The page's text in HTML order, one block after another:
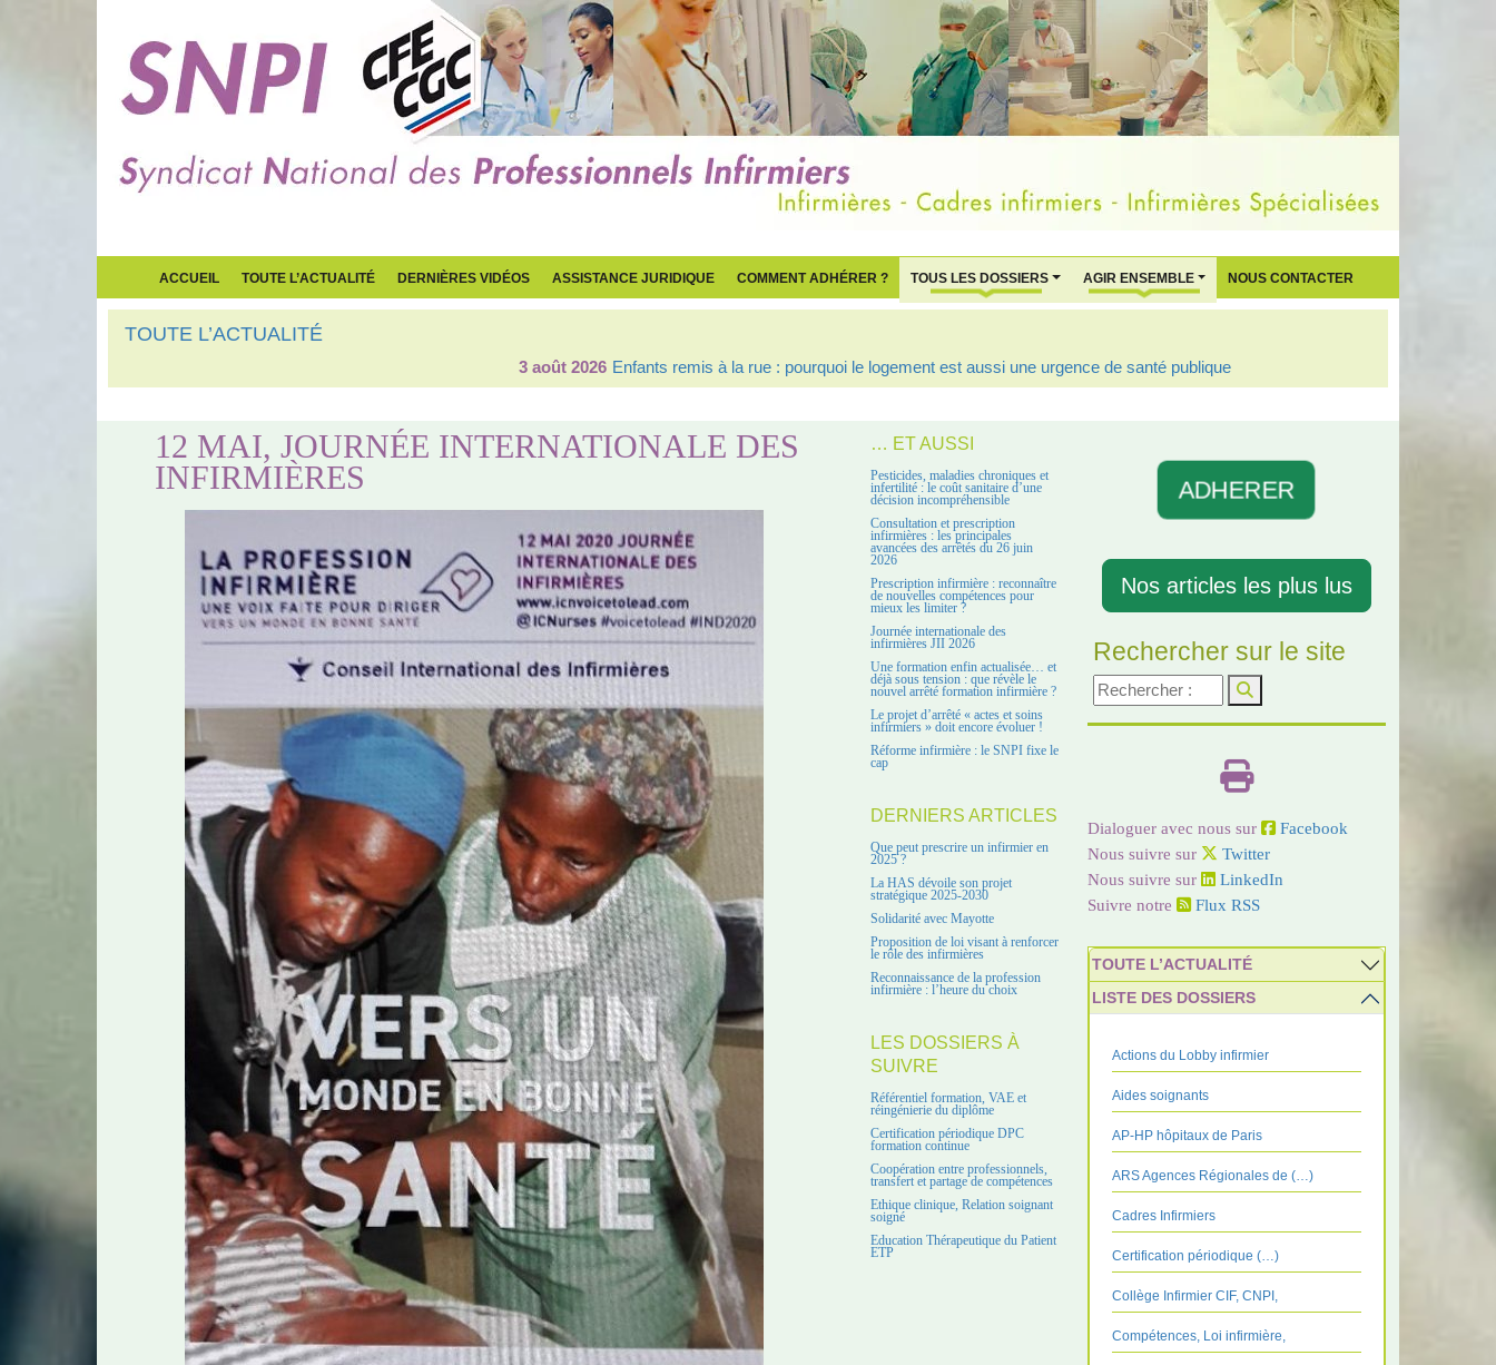
ACCUEIL TOUTE L’ACTUALITÉ DERNIÈRES VIDÉOS ASSISTANCE JURIDIQUE COMMENT ADHÉRER ? TOUS LES DOSSIERS AGIR ENSEMBLE NOUS CONTACTER
TOUTE L’ACTUALITÉ
Enfants remis à la rue : pourquoi le logement est aussi une urgence de santé publique
12 MAI, JOURNÉE INTERNATIONALE DES
INFIRMIÈRES
… ET AUSSI
Pesticides, maladies chroniques et
infertilité : le coût sanitaire d’une
décision incompréhensible
Consultation et prescription
infirmières : les principales
avancées des arrêtés du 26 juin
2026
Prescription infirmière : reconnaître
de nouvelles compétences pour
mieux les limiter ?
Journée internationale des
infirmières JII 2026
Une formation enfin actualisée… et
déjà sous tension : que révèle le
nouvel arrêté formation infirmière ?
Le projet d’arrêté « actes et soins
infirmiers » doit encore évoluer !
Réforme infirmière : le SNPI fixe le
cap
DERNIERS ARTICLES
Que peut prescrire un infirmier en
2025 ?
La HAS dévoile son projet
stratégique 2025-2030
Solidarité avec Mayotte
Proposition de loi visant à renforcer
le rôle des infirmières
Reconnaissance de la profession
infirmière : l’heure du choix
LES DOSSIERS À
SUIVRE
Référentiel formation, VAE et
réingénierie du diplôme
Certification périodique DPC
formation continue
Coopération entre professionnels,
transfert et partage de compétences
Ethique clinique, Relation soignant
soigné
Education Thérapeutique du Patient
ETP
ADHERER
Nos articles les plus lus
Rechercher sur le site
Dialoguer avec nous sur
Facebook
Nous suivre sur
Twitter
Nous suivre sur
LinkedIn
Suivre notre
Flux RSS
TOUTE L’ACTUALITÉ
LISTE DES DOSSIERS
Actions du Lobby infirmier
Aides soignants
AP-HP hôpitaux de Paris
ARS Agences Régionales de (…)
Cadres Infirmiers
Certification périodique (…)
Collège Infirmier CIF, CNPI,
Compétences, Loi infirmière,